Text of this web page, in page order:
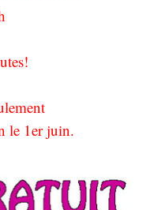
le 1er juin.